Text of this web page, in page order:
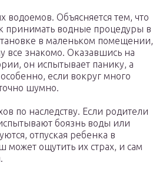
водоемов. Объясняется тем, что
водные процедуры в
в маленьком помещении,
все знакомо. Оказавшись на
он испытывает панику, а
если вокруг много
шумно.
по наследству. Если родители
боязнь воды или
отпуская ребенка в
может ощутить их страх, и сам